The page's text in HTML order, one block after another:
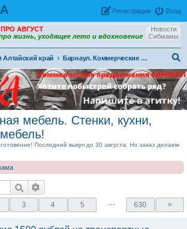
Вход
Рeгиcтpaция
Новости
Сибмамы
АВГУСТ
жизнь, уходящее лето и вдохновение
Алтайский край
Барнаул. Коммерческие предложения и Зарубежные закупки
ои
ск
мебель. Стенки, кухни,
Последний выкуп до 30 августа. Но заказ делаем
3 4 5 … 630 >